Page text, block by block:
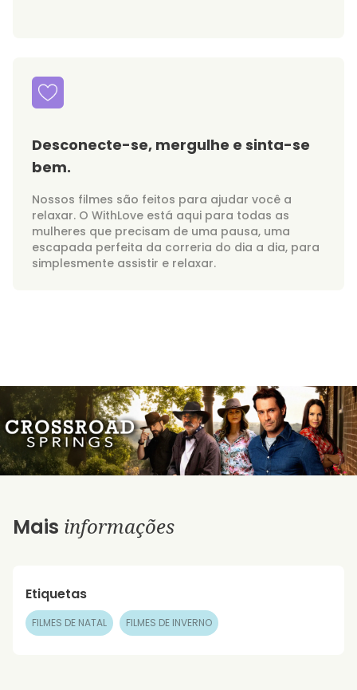
Desconecte-se, mergulhe e sinta-se
bem.
Nossos filmes são feitos para ajudar você a
relaxar. O WithLove está aqui para todas as
mulheres que precisam de uma pausa, uma
escapada perfeita da correria do dia a dia, para
simplesmente assistir e relaxar.
Mais informações
Etiquetas
FILMES DE NATAL FILMES DE INVERNO